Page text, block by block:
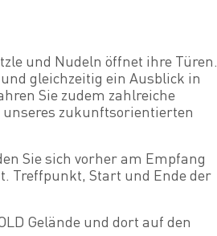
und Nudeln öffnet ihre Türen.
gleichzeitig ein Ausblick in
Sie zudem zahlreiche
zukunftsorientierten
Sie sich vorher am Empfang
Treffpunkt, Start und Ende der
Gelände und dort auf den